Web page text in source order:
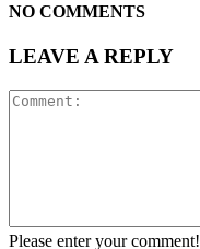
NO COMMENTS
LEAVE A REPLY
Please enter your comment!